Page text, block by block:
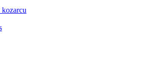
kozarcu